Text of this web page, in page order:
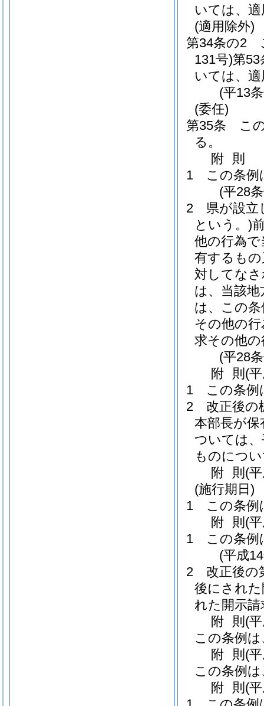
いては、
(適用除外)
第34条の2
131号)第53
いては、
(平13
(委任)
第35条
こ
る。
附 則
1
この条例
(平28
2
県が設立
という。)
他の行為
有するも
対してな
は、当該
は、この
その他の
求その他
(平28
附 則 (
1
この条例
2
改正後の
本部長が
ついては
ものにつ
附 則 (
(施行期日)
1
この条例
附 則 (
1
この条例
(平成
2
改正後の
後にされ
れた開示
附 則 (
この条例
附 則 (
この条例
附 則 (